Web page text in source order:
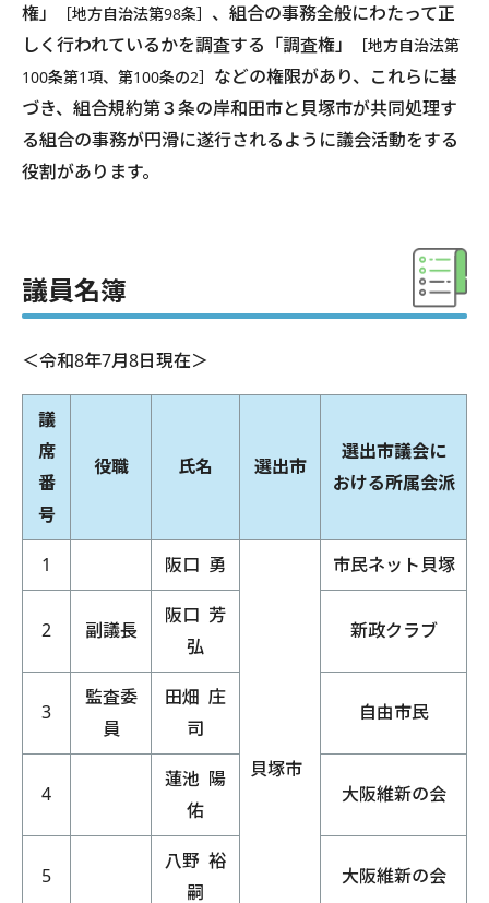
権」
［地方自治法第98条］ 、組合の事務全般にわたって正
しく行われているかを調査する「調査権」
［地方自治法第
100条第1項、第100条の2］ などの権限があり、これらに基
づき、組合規約第３条の岸和田市と貝塚市が共同処理す
る組合の事務が円滑に遂行されるように議会活動をする
役割があります。
議員名簿
＜令和8年7月8日現在＞
議
席
番
号
役職 氏名 選出市
選出市議会に
おける所属会派
1 阪口 勇
貝塚市
市民ネット貝塚
2 副議長
阪口 芳
弘
新政クラブ
3
監査委
員
田畑 庄
司
自由市民
4
蓮池 陽
佑
大阪維新の会
5
八野 裕
嗣
大阪維新の会